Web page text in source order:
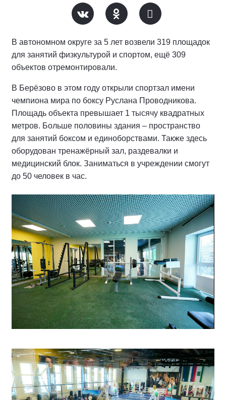
В автономном округе за 5 лет возвели 319 площадок
для занятий физкультурой и спортом, ещё 309
объектов отремонтировали.
В Берёзово в этом году открыли спортзал имени
чемпиона мира по боксу Руслана Проводникова.
Площадь объекта превышает 1 тысячу квадратных
метров. Больше половины здания – пространство
для занятий боксом и единоборствами. Также здесь
оборудован тренажёрный зал, раздевалки и
медицинский блок. Заниматься в учреждении смогут
до 50 человек в час.